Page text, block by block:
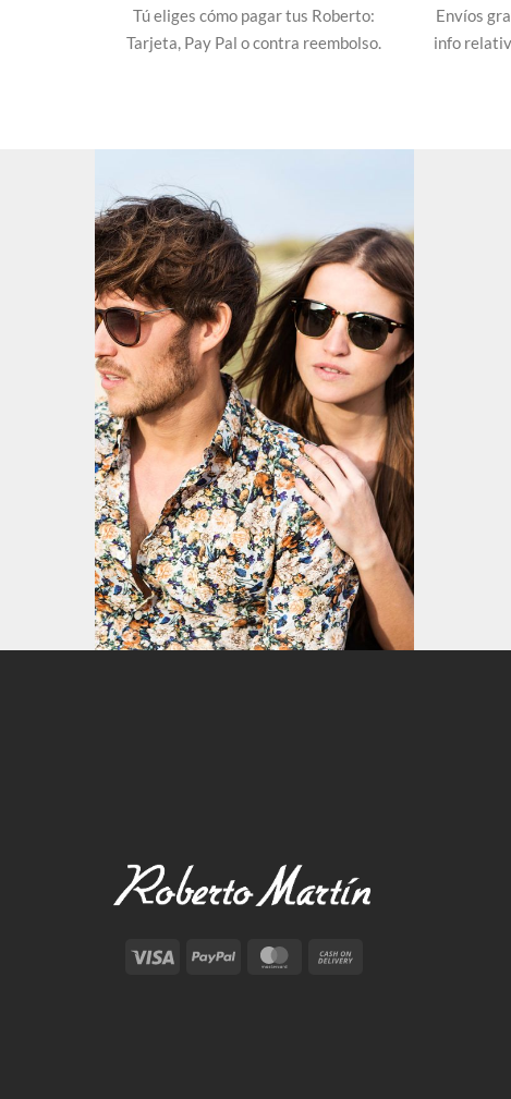
Tú eliges cómo pagar tus Roberto:
Tarjeta, Pay Pal o contra reembolso.
Envíos
info
Visa PayPal MasterCard